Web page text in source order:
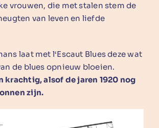
vrouwen, die met stalen stem de
van leven en liefde
laat met l‘Escaut Blues deze wat
de blues opnieuw bloeien.
krachtig, alsof de jaren 1920 nog
zijn.